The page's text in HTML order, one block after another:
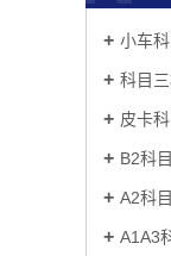
小车
科目
皮卡
B2科
A2科
A1A3